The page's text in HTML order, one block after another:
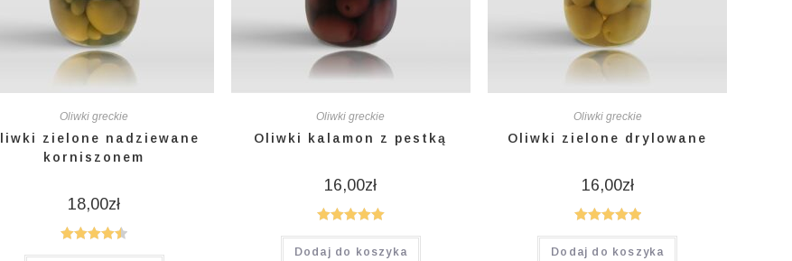
Oliwki greckie
zielone nadziewane
korniszonem
18,00zł
Oceniono
Oliwki greckie
Oliwki kalamon z pestką
16,00zł
Oceniono
5.00na 5
Dodaj do koszyka
Oliwki greckie
Oliwki zielone drylowane
16,00zł
Oceniono
5.00na 5
Dodaj do koszyka